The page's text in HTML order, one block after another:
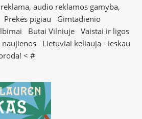
audio reklamos gamyba,
Prekės pigiau
Gimtadienio
Butai Vilniuje Vaistai ir ligos
naujienos
Lietuviai keliauja - ieskau
< #